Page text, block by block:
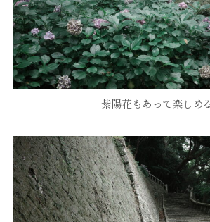
紫陽花もあって楽しめる